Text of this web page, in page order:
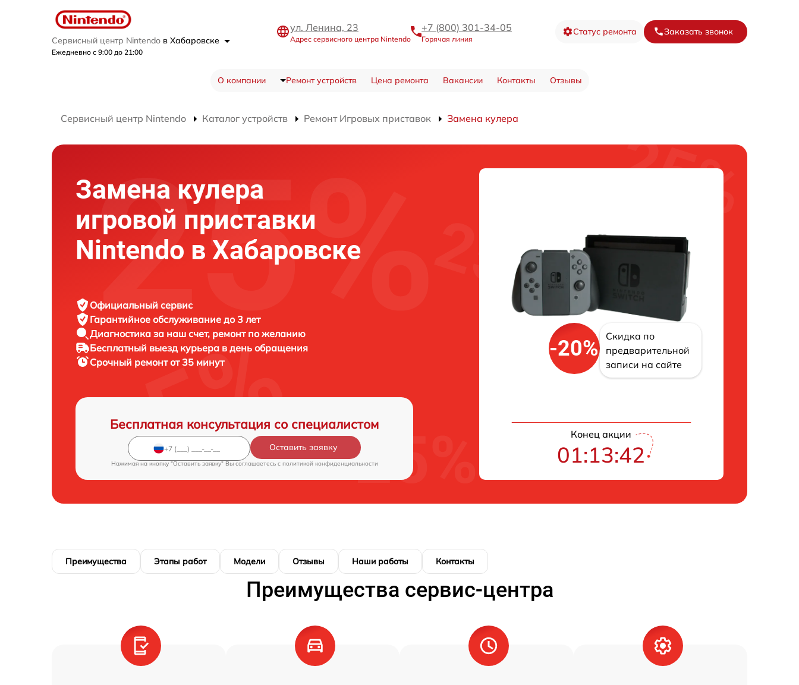
Сервисный центр Nintendo в Хабаровске
Ежедневно с 9:00 до 21:00
ул. Ленина, 23
Адрес сервисного центра Nintendo
+7 (800) 301-34-05
Горячая линия
Статус ремонта Заказать звонок
О компании Ремонт устройств Цена ремонта Вакансии Контакты Отзывы
Сервисный центр Nintendo Каталог устройств Ремонт Игровых приставок Замена кулера
Замена кулера
игровой приставки
Nintendo в Хабаровске
Официальный сервис
Гарантийное обслуживание до 3 лет
Диагностика за наш счет, ремонт по желанию
Бесплатный выезд курьера в день обращения
Срочный ремонтот 35 минут
Бесплатная консультация со специалистом
Оставить заявку
Нажимая на кнопку "Оставить заявку" Вы соглашаетесь c политикой конфиденциальности
-20%
Скидка по
предварительной
записи на сайте
Конец акции
01:13:41
Преимущества Этапы работ Модели Отзывы Наши работы Контакты
Преимущества сервис-центра